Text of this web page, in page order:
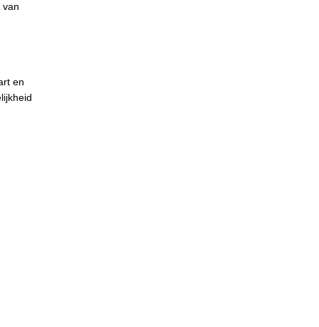
van
en